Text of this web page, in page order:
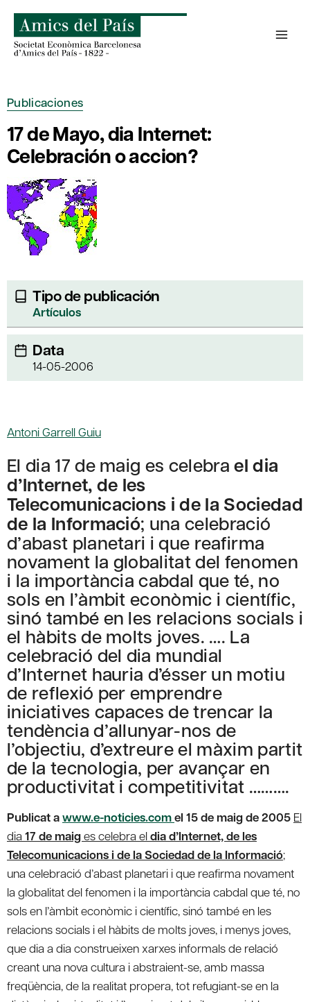
contenido
Publicaciones
17 de Mayo, dia Internet:
Celebración o accion?
Tipo de publicación
Artículos
Data
14-05-2006
Antoni Garrell Guiu
El dia 17 de maig es celebrael dia
d’Internet, de les
Telecomunicacions i de la Sociedad
de la Informació; una celebració
d’abast planetari i que reafirma
novament la globalitat del fenomen
i la importància cabdal que té, no
sols en l’àmbit econòmic i científic,
sinó també en les relacions socials i
el hàbits de molts joves. …. La
celebració del dia mundial
d’Internet hauria d’ésser un motiu
de reflexió per emprendre
iniciatives capaces de trencar la
tendència d’allunyar-nos de
l’objectiu, d’extreure el màxim partit
de la tecnologia, per avançar en
productivitat i competitivitat ……….
Publicat awww.e-noticies.comel 15 de maig de 2005 El
dia 17 de maiges celebra eldia d’Internet, de les
Telecomunicacions i de la Sociedad de la Informació;
una celebració d’abast planetari i que reafirma novament
la globalitat del fenomen i la importància cabdal que té, no
sols en l’àmbit econòmic i científic, sinó també en les
relacions socials i el hàbits de molts joves, i menys joves,
que dia a dia construeixen xarxes informals de relació
creant una nova cultura i abstraient-se, amb massa
freqüència, de la realitat propera, tot refugiant-se en la